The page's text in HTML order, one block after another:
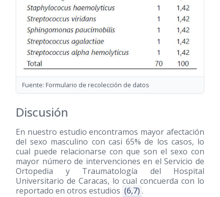
Fuente: Formulario de recolección de datos
Discusión
En nuestro estudio encontramos mayor afectación
del sexo masculino con casi 65% de los casos, lo
cual puede relacionarse con que son el sexo con
mayor número de intervenciones en el Servicio de
Ortopedia y Traumatología del Hospital
Universitario de Caracas, lo cual concuerda con lo
reportado en otros estudios (6,7) .